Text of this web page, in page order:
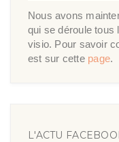
Nous avons
qui se déroule tous
visio. Pour savoir
est sur cette page.
L'ACTU